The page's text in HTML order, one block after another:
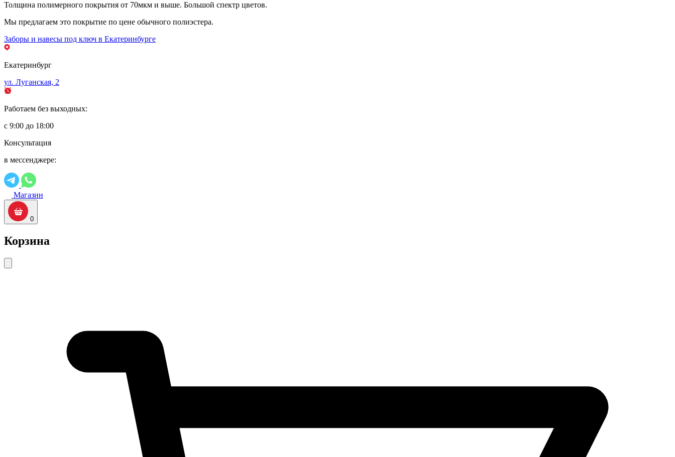
Толщина полимерного покрытия от 70мкм и выше. Большой спектр цветов.
Мы предлагаем это покрытие по цене обычного полиэстера.
Заборы и навесы под ключ в Екатеринбурге
Екатеринбург
ул. Луганская, 2
Работаем без выходных:
с 9:00 до 18:00
Консультация
в мессенджере:
Магазин
0
Корзина